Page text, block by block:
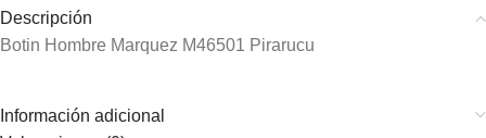
Descripción
Botin Hombre Marquez M46501 Pirarucu
Información adicional